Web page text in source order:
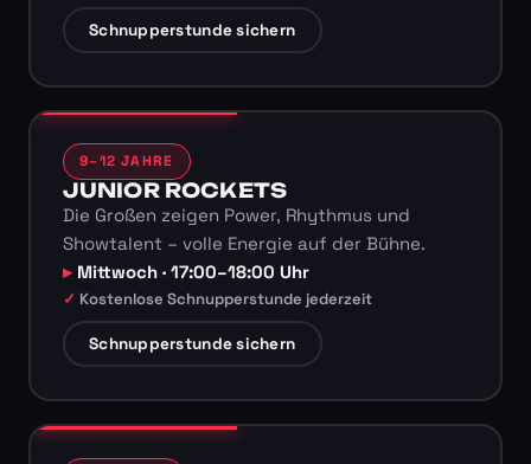
Schnupperstunde sichern
9–12 JAHRE
JUNIOR ROCKETS
Die Großen zeigen Power, Rhythmus und
Showtalent – volle Energie auf der Bühne.
Mittwoch · 17:00–18:00 Uhr
Kostenlose Schnupperstunde jederzeit
Schnupperstunde sichern